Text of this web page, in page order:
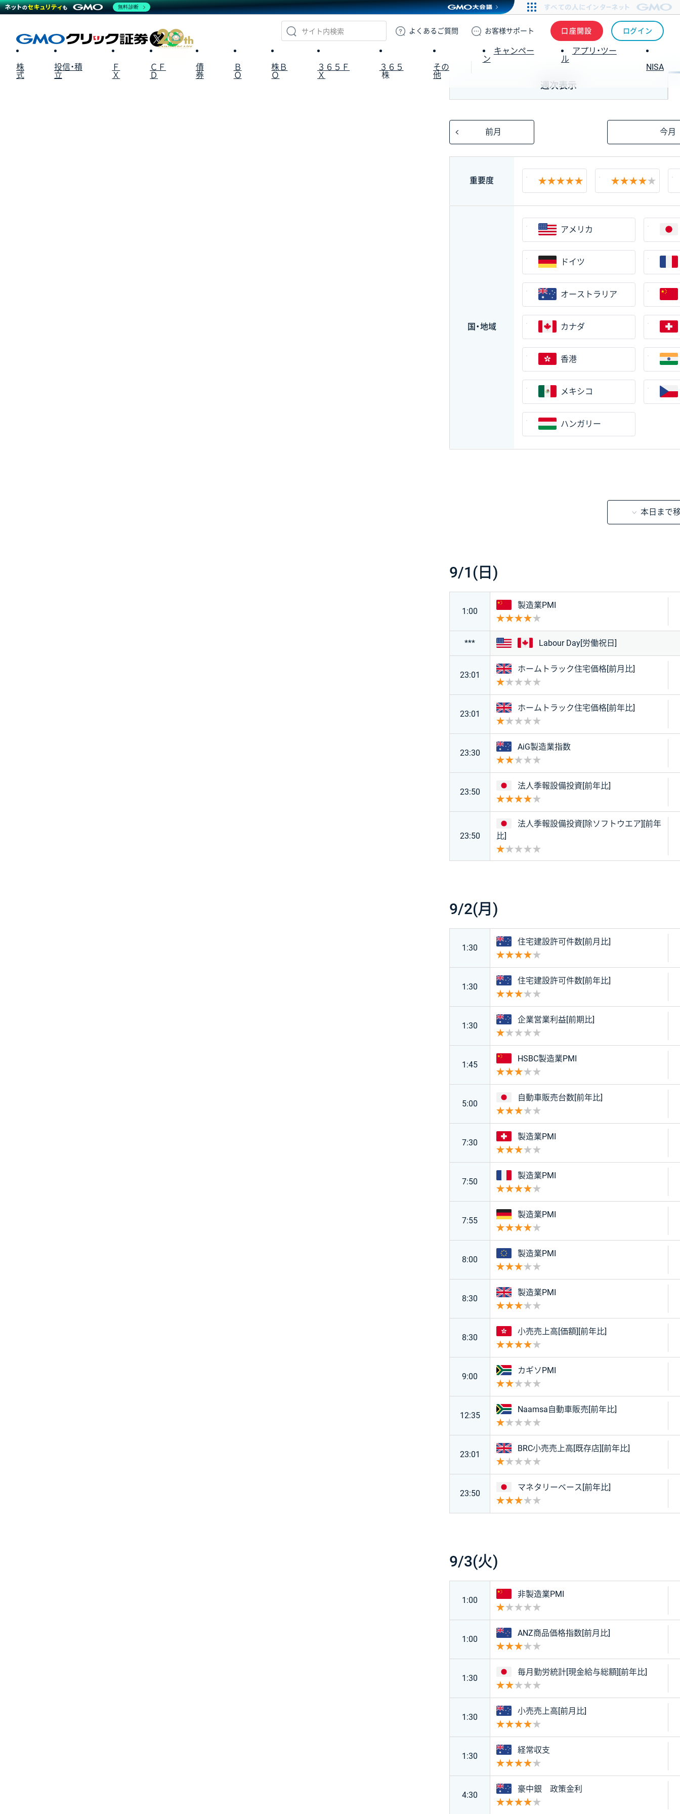
GMOクリック証券
よくある ご質問 お客様サポート 口座開設 ログイン
X
株
式
投信・積
立
Ｆ
Ｘ
ＣＦ
Ｄ
債
券
Ｂ
Ｏ
株Ｂ
Ｏ
３６５Ｆ
Ｘ
３６５
株
その
他
キャンペー
ン
アプリ・ツー
ル
NISA
週次表示
前月 今月
重要度
★★★★★
国・地域
アメリカ
ドイツ
オーストラリア
カナダ
香港
メキシコ
ハンガリー
本日まで
9/1(日)
1:00
中国
製造業PMI
*** アメリカカナダ
Labour Day[労働祝日]
23:01
イギリス
ホームトラック住宅価格[前月比]
23:01
イギリス
ホームトラック住宅価格[前年比]
23:30
オーストラリア
AiG製造業指数
23:50
日本
法人季報設備投資[前年比]
23:50
日本
法人季報設備投資[除ソフトウエア][前年
比]
9/2(月)
1:30
オーストラリア
住宅建設許可件数[前月比]
1:30
オーストラリア
住宅建設許可件数[前年比]
1:30
オーストラリア
企業営業利益[前期比]
1:45
中国
HSBC製造業PMI
5:00
日本
自動車販売台数[前年比]
7:30
スイス
製造業PMI
7:50
フランス
製造業PMI
7:55
ドイツ
製造業PMI
8:00
ユーロ
製造業PMI
8:30
イギリス
製造業PMI
8:30
香港
小売売上高[価額][前年比]
9:00
南アフリカ
カギソPMI
12:35
南アフリカ
Naamsa自動車販売[前年比]
23:01
イギリス
BRC小売売上高[既存店][前年比]
23:50
日本
マネタリーベース[前年比]
9/3(火)
1:00
中国
非製造業PMI
1:00
ニュージーランド
ANZ商品価格指数[前月比]
1:30
日本
毎月勤労統計[現金給与総額][前年比]
1:30
オーストラリア
小売売上高[前月比]
1:30
オーストラリア
経常収支
4:30
オーストラリア
豪中銀 政策金利
無料診断